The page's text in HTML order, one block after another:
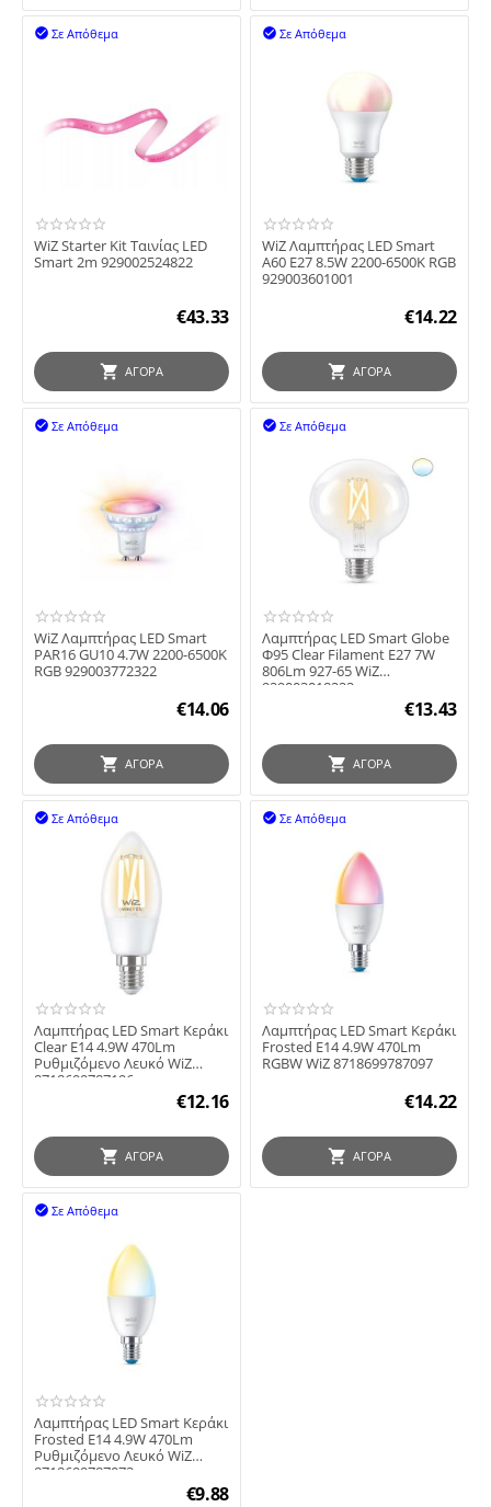
Σε Απόθεμα

WiZ Starter Kit Ταινίας LED
Smart 2m 929002524822
€43.33
ΑΓΟΡΆ
Σε Απόθεμα

WiZ Λαμπτήρας LED Smart
A60 E27 8.5W 2200-6500K RGB
929003601001
€14.22
ΑΓΟΡΆ
Σε Απόθεμα

WiZ Λαμπτήρας LED Smart
PAR16 GU10 4.7W 2200-6500K
RGB 929003772322
€14.06
ΑΓΟΡΆ
Σε Απόθεμα

Λαμπτήρας LED Smart Globe
Φ95 Clear Filament E27 7W
806Lm 927-65 WiZ
929003018222
€13.43
ΑΓΟΡΆ
Σε Απόθεμα

Λαμπτήρας LED Smart Κεράκι
Clear E14 4.9W 470Lm
Ρυθμιζόμενο Λευκό WiZ
8718699787196
€12.16
ΑΓΟΡΆ
Σε Απόθεμα

Λαμπτήρας LED Smart Κεράκι
Frosted E14 4.9W 470Lm
RGBW WiZ 8718699787097
€14.22
ΑΓΟΡΆ
Σε Απόθεμα

Λαμπτήρας LED Smart Κεράκι
Frosted E14 4.9W 470Lm
Ρυθμιζόμενο Λευκό WiZ
8718699787073
€9.88